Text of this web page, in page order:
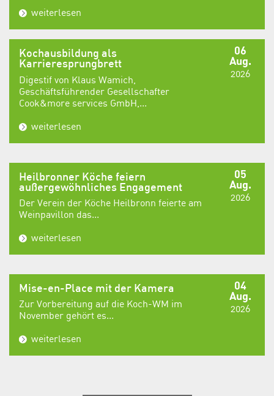
weiterlesen
06
Aug.
2026
Kochausbildung als
Karrieresprungbrett
Digestif von Klaus Wamich,
Geschäftsführender Gesellschafter
Cook&more services GmbH,...
weiterlesen
05
Aug.
2026
Heilbronner Köche feiern
außergewöhnliches Engagement
Der Verein der Köche Heilbronn feierte am
Weinpavillon das...
weiterlesen
04
Aug.
2026
Mise-en-Place mit der Kamera
Zur Vorbereitung auf die Koch-WM im
November gehört es...
weiterlesen